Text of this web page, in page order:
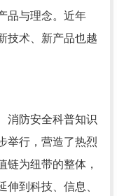
品与理念。近年
技术、新产品也越
防安全科普知识
举行，营造了热烈
链为纽带的整体，
到科技、信息、